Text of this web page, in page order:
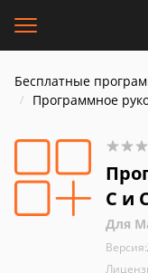
Бесплатные
Программное
C и
Для
Версия: